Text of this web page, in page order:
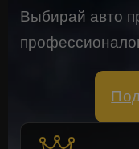
Выбирай авто